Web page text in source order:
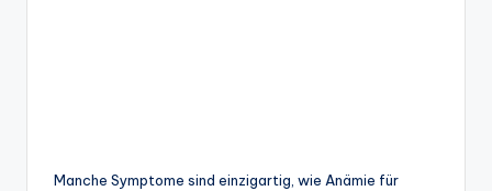
Manche Symptome sind einzigartig, wie Anämie für